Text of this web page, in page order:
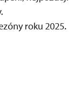
roku 2025.